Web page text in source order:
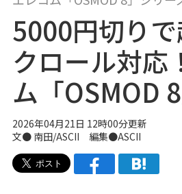
5000円切り
クロール対応
ム「OSMOD
2026年04月21日 12時00分更新
文● 南田/ASCII 編集●ASCII